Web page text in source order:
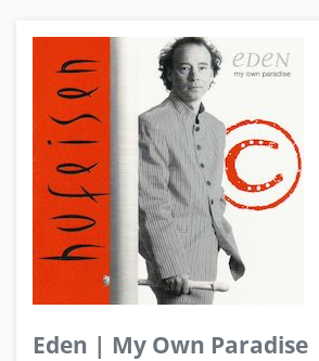
Eden | My Own Paradise